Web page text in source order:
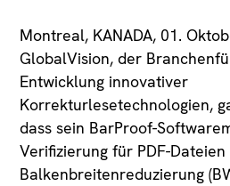
Montreal, KANADA, 01.
GlobalVision, der
Entwicklung innovativer
Korrekturlesetechnologien,
dass sein BarProof-
Verifizierung für PDF-
Balkenbreitenreduzierung